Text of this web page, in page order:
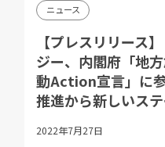
ニュース
【プレスリリース
ジー、内閣府「地
動Action宣言」に
推進から新しいス
2022年7月27日